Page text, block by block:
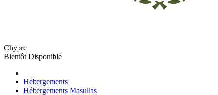
Chypre
Bientôt Disponible
Hébergements
Hébergements Masullas